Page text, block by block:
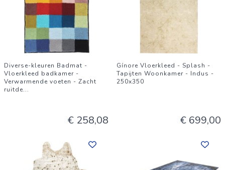
Diverse-kleuren Badmat -
Vloerkleed badkamer -
Verwarmende voeten - Zacht
ruitde...
€ 258,08
Gínore Vloerkleed - Splash -
Tapijten Woonkamer - Indus -
250x350
€ 699,00